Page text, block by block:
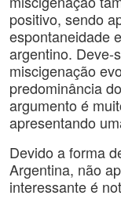
positivo, sendo
espontaneidade
argentino. Deve-
miscigenação
predominância
argumento é
apresentando
Devido a forma
Argentina, não
interessante é